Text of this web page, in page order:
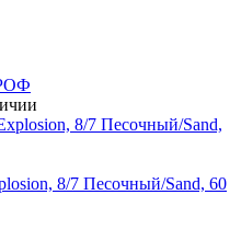
8/7 Песочный/Sand, 60